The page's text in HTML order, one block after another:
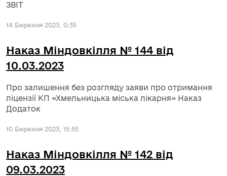
ЗВІТ
14 Березня 2023, 0:35
Наказ Міндовкілля № 144 від
10.03.2023
Про залишення без розгляду заяви про отримання
ліцензії КП «Хмельницька міська лікарня» Наказ
Додаток
10 Березня 2023, 15:55
Наказ Міндовкілля № 142 від
09.03.2023